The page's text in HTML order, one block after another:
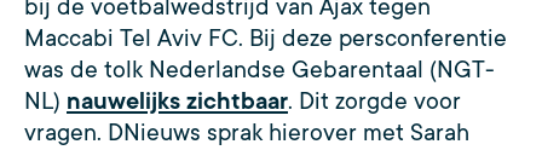
bij de voetbalwedstrijd van Ajax tegen
Maccabi Tel Aviv FC. Bij deze persconferentie
was de tolk Nederlandse Gebarentaal (NGT-
NL) nauwelijks zichtbaar. Dit zorgde voor
vragen. DNieuws sprak hierover met Sarah